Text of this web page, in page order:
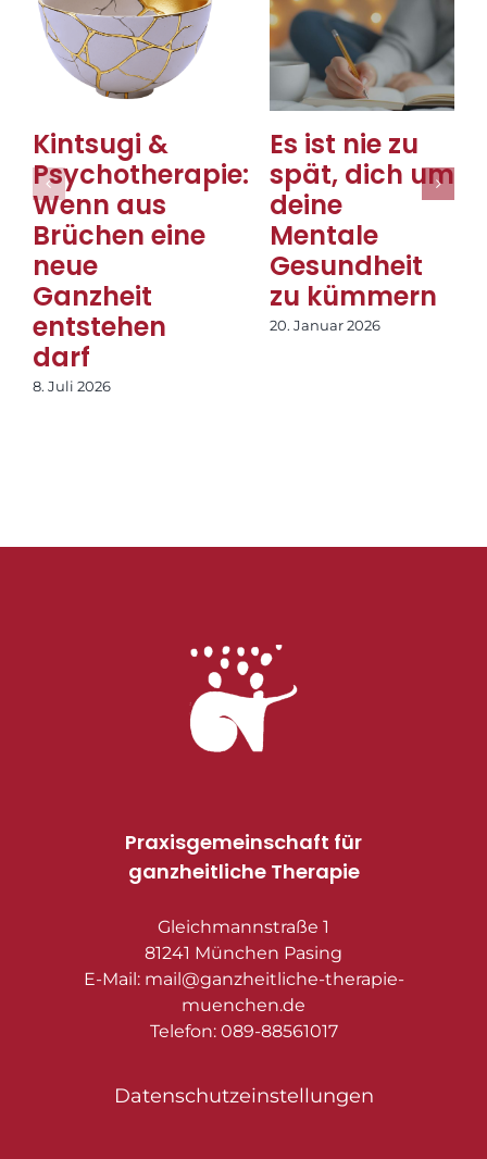
Kintsugi &
Psychotherapie:
Wenn aus
Brüchen eine
neue
Ganzheit
entstehen
darf
8. Juli 2026
Es ist nie zu
spät, dich um
deine
Mentale
Gesundheit
zu kümmern
20. Januar 2026
Praxisgemeinschaft für
ganzheitliche Therapie
Gleichmannstraße 1
81241 München Pasing
E-Mail: mail@ganzheitliche-therapie-
muenchen.de
Telefon: 089-88561017
Datenschutzeinstellungen